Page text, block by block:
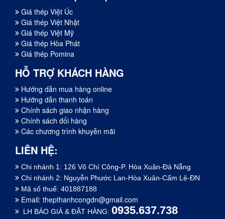
Giá thép Việt Úc
Giá thép Việt Nhật
Giá thép Việt Mỹ
Giá thép Hòa Phát
Giá thép Pomina
HỖ TRỢ KHÁCH HÀNG
Hướng dẫn mua hàng online
Hướng dẫn thanh toán
Chính sách giao nhận hàng
Chính sách đổi hàng
Các chương trình khuyễn mãi
LIÊN HỆ:
Chi nhánh 1: 126 Võ Chí Công-P. Hòa Xuân-Đà Nẵng
Chi nhánh 2: Nguyễn Phước Lan-Hòa Xuân-Cẩm Lệ-ĐN
Mã số thuế: 401887188
Email: thepthanhcongdn@gmail.com
LH BÁO GIÁ & ĐẶT HÀNG: 0935.637.738